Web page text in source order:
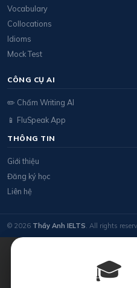
Vocabulary
Collocations
Idioms
Mock Test
CÔNG CỤ AI
✏️ Chấm Writing AI
📱 FluSpeak App
THÔNG TIN
Giới thiệu
Đăng ký học
Liên hệ
© 2026 Thầy Anh IELTS. All rights
🎓